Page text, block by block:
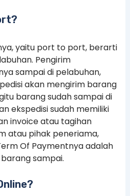
yaitu port to port, berarti
Pengirim
sampai di pelabuhan,
akan mengirim barang
barang sudah sampai di
ekspedisi sudah memiliki
invoice atau tagihan
atau pihak peneriama,
Of Paymentnya adalah
sampai.